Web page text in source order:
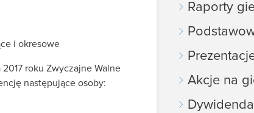
i okresowe
2017 roku Zwyczajne Walne
następujące osoby:
Raporty
Akcje na
Dywidenda